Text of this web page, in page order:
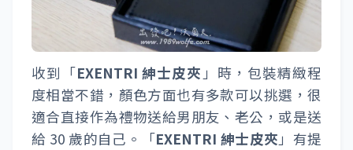
收到「EXENTRI 紳士皮夾」時，包裝精緻程
度相當不錯，顏色方面也有多款可以挑選，很
適合直接作為禮物送給男朋友、老公，或是送
給 30 歲的自己。「EXENTRI 紳士皮夾」有提